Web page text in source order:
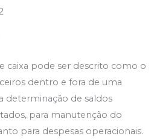
caixa pode ser descrito como o
dentro e fora de uma
determinação de saldos
para manutenção do
para despesas operacionais.